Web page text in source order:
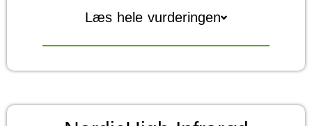
Læs hele vurderingen